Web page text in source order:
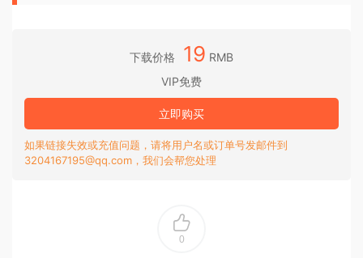
下载价格 19 RMB
VIP免费
立即购买
如果链接失效或充值问题，请将用户名或订单号发邮件到
3204167195@qq.com，我们会帮您处理
0